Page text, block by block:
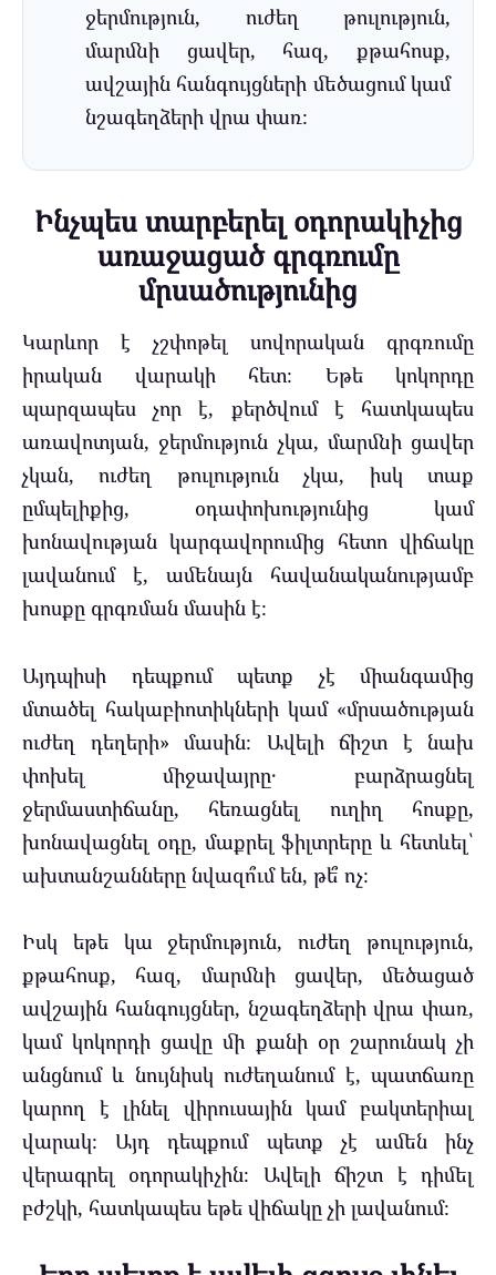
ջերմություն, ուժեղ թուլություն,
մարմնի ցավեր, հազ, քթահոսք,
ավշային հանգույցների մեծացում կամ
նշագեղձերի վրա փառ։
Ինչպես տարբերել օդորակիչից
առաջացած գրգռումը
մրսածությունից
Կարևոր է չշփոթել սովորական գրգռումը
իրական վարակի հետ։ Եթե կոկորդը
պարզապես չոր է, քերծվում է հատկապես
առավոտյան, ջերմություն չկա, մարմնի ցավեր
չկան, ուժեղ թուլություն չկա, իսկ տաք
ըմպելիքից, օդափոխությունից կամ
խոնավության կարգավորումից հետո վիճակը
լավանում է, ամենայն հավանականությամբ
խոսքը գրգռման մասին է։
Այդպիսի դեպքում պետք չէ միանգամից
մտածել հակաբիոտիկների կամ «մրսածության
ուժեղ դեղերի» մասին։ Ավելի ճիշտ է նախ
փոխել միջավայրը․ բարձրացնել
ջերմաստիճանը, հեռացնել ուղիղ հոսքը,
խոնավացնել օդը, մաքրել ֆիլտրերը և հետևել՝
ախտանշանները նվազո՞ւմ են, թե՞ ոչ։
Իսկ եթե կա ջերմություն, ուժեղ թուլություն,
քթահոսք, հազ, մարմնի ցավեր, մեծացած
ավշային հանգույցներ, նշագեղձերի վրա փառ,
կամ կոկորդի ցավը մի քանի օր շարունակ չի
անցնում և նույնիսկ ուժեղանում է, պատճառը
կարող է լինել վիրուսային կամ բակտերիալ
վարակ։ Այդ դեպքում պետք չէ ամեն ինչ
վերագրել օդորակիչին։ Ավելի ճիշտ է դիմել
բժշկի, հատկապես եթե վիճակը չի լավանում։